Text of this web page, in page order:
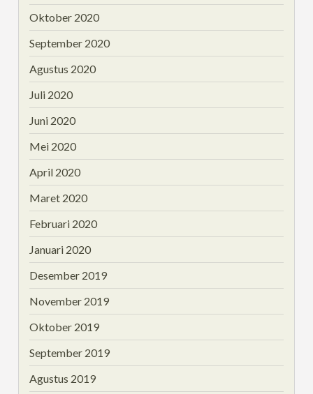
Oktober 2020
September 2020
Agustus 2020
Juli 2020
Juni 2020
Mei 2020
April 2020
Maret 2020
Februari 2020
Januari 2020
Desember 2019
November 2019
Oktober 2019
September 2019
Agustus 2019